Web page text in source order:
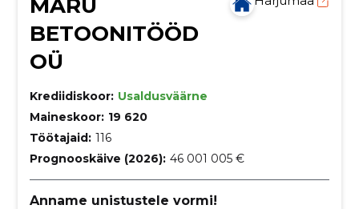
MARU
BETOONITÖÖD
OÜ
Krediidiskoor: Usaldusväärne
Maineskoor: 19 620
Töötajaid: 116
Prognooskäive (2026): 46 001 005 €
Anname unistustele vormi!